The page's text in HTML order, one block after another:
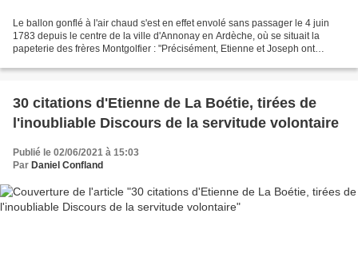
Le ballon gonflé à l'air chaud s'est en effet envolé sans passager le 4 juin
1783 depuis le centre de la ville d'Annonay en Ardèche, où se situait la
papeterie des frères Montgolfier : "Précisément, Etienne et Joseph ont
30 citations d'Etienne de La Boétie, tirées de
l'inoubliable Discours de la servitude volontaire
Publié le 02/06/2021 à 15:03
Par Daniel Confland